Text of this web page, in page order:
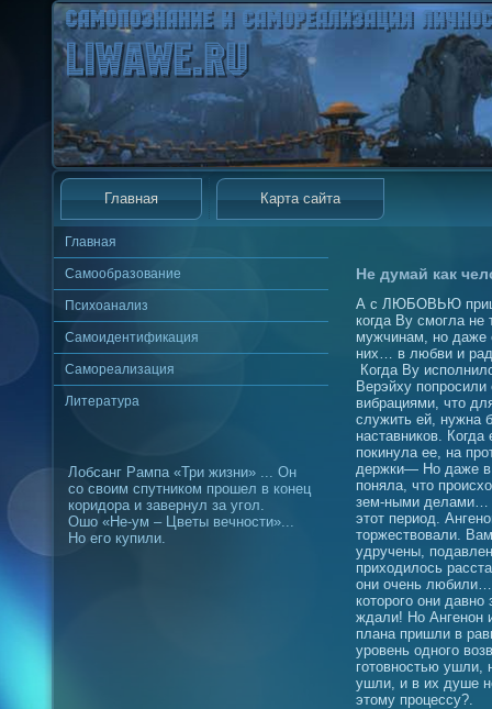
Главная Карта сайта
Главная
Самообразование
Психоанализ
Самоидентификация
Самореализация
Литература
Лобсанг Рампа «Три жизни» ... Он
со своим спутником прошел в конец
коридора и завернул за угол.
Ошо «Не-ум – Цветы вечности»...
Но его купили.
Не думай как
А с ЛЮБОВЬЮ
когда Ву смогла не
мужчинам, но даже
них… в любви и
Когда Ву
Верэйху
вибрациями, что
служить ей, нужна
наставников.
покинула ее, на
держки— Но даже в
поняла, что
зем-ными делами…
этот период.
торжествовали.
удручены,
приходилось
они очень любили…
которого они
ждали! Но Ангенон
плана пришли в
уровень одного
готовностью ушли,
ушли, и в их душе
этому процессу?.